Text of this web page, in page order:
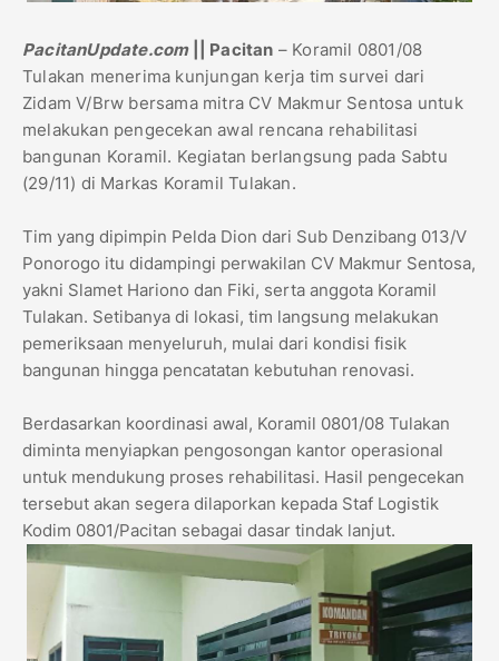
PacitanUpdate.com || Pacitan – Koramil 0801/08
Tulakan menerima kunjungan kerja tim survei dari
Zidam V/Brw bersama mitra CV Makmur Sentosa untuk
melakukan pengecekan awal rencana rehabilitasi
bangunan Koramil. Kegiatan berlangsung pada Sabtu
(29/11) di Markas Koramil Tulakan.
Tim yang dipimpin Pelda Dion dari Sub Denzibang 013/V
Ponorogo itu didampingi perwakilan CV Makmur Sentosa,
yakni Slamet Hariono dan Fiki, serta anggota Koramil
Tulakan. Setibanya di lokasi, tim langsung melakukan
pemeriksaan menyeluruh, mulai dari kondisi fisik
bangunan hingga pencatatan kebutuhan renovasi.
Berdasarkan koordinasi awal, Koramil 0801/08 Tulakan
diminta menyiapkan pengosongan kantor operasional
untuk mendukung proses rehabilitasi. Hasil pengecekan
tersebut akan segera dilaporkan kepada Staf Logistik
Kodim 0801/Pacitan sebagai dasar tindak lanjut.